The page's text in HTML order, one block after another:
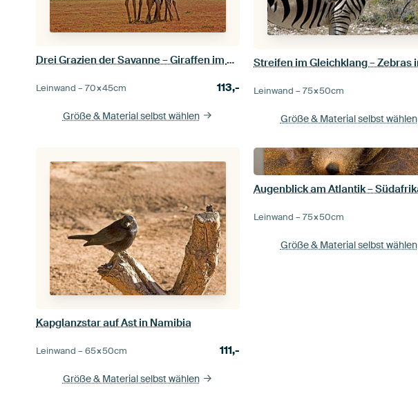
Drei Grazien der Savanne – Giraffen im Nationalpark
Leinwand –70×45cm 113,-
Größe & Material selbst wählen
Leinwand –75×50cm
Größe & Material selbst wählen
Kapglanzstar auf Ast in Namibia
Leinwand –65×50cm 111,-
Größe & Material selbst wählen
Leinwand –75×50cm
Größe & Material selbst wählen